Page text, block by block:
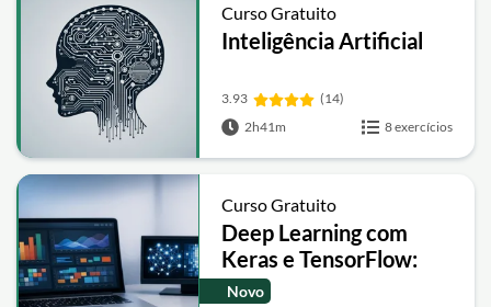
Curso Gratuito
Inteligência Artificial
3.93
(14)
2h41m
8 exercícios
Curso Gratuito
Deep Learning com
Keras e TensorFlow:
Redes Neurais, CNNs e
Novo